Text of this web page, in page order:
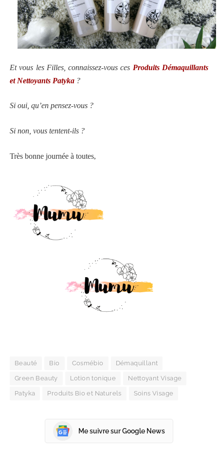
Et vous les Filles, connaissez-vous ces Produits Démaquillants
et Nettoyants Patyka ?
Si oui, qu’en pensez-vous ?
Si non, vous tentent-ils ?
Très bonne journée à toutes,
Beauté Bio Cosmébio Démaquillant
Green Beauty Lotion tonique Nettoyant Visage
Patyka Produits Bio et Naturels Soins Visage
Me suivre sur Google News